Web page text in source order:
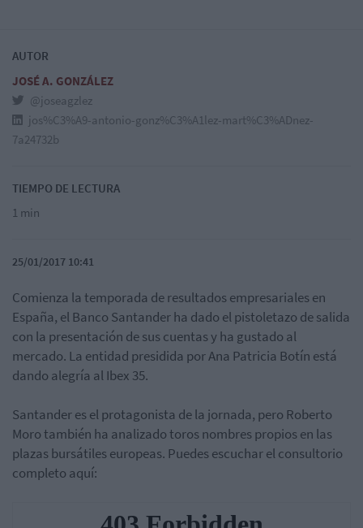
AUTOR
JOSÉ A. GONZÁLEZ
@joseagzlez
jos%C3%A9-antonio-gonz%C3%A1lez-mart%C3%ADnez-
7a24732b
TIEMPO DE LECTURA
1 min
25/01/2017 10:41
Comienza la temporada de resultados empresariales en
España, el Banco Santander ha dado el pistoletazo de salida
con la presentación de sus cuentas y ha gustado al
mercado. La entidad presidida por Ana Patricia Botín está
dando alegría al Ibex 35.
Santander es el protagonista de la jornada, pero Roberto
Moro también ha analizado toros nombres propios en las
plazas bursátiles europeas. Puedes escuchar el consultorio
completo aquí: